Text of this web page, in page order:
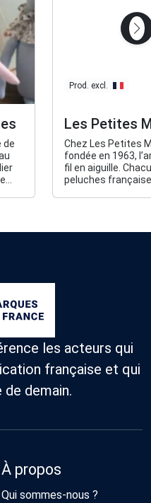
de
Prod. excl.
Les Petites
Chez Les Petites
fondée en 1963,
fil en aiguille.
peluches
les acteurs qui
française et qui
demain.
À propos
Qui sommes-nous ?